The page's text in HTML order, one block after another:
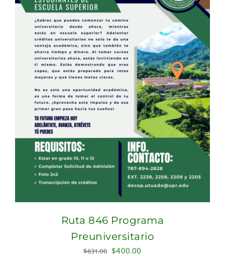
Ruta 846 Programa
Preuniversitario
$631.00 Original
$400.00